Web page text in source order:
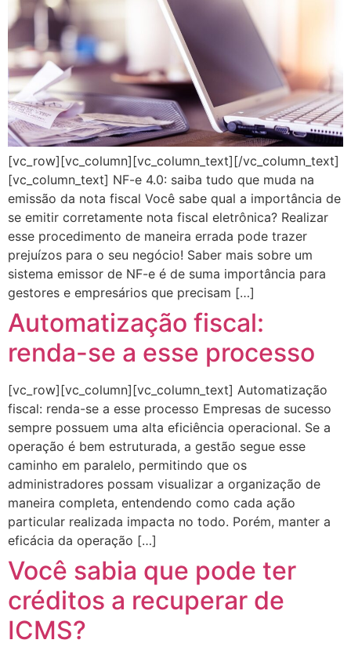
[vc_row][vc_column][vc_column_text][/vc_column_text]
[vc_column_text] NF-e 4.0: saiba tudo que muda na
emissão da nota fiscal Você sabe qual a importância de
se emitir corretamente nota fiscal eletrônica? Realizar
esse procedimento de maneira errada pode trazer
prejuízos para o seu negócio! Saber mais sobre um
sistema emissor de NF-e é de suma importância para
gestores e empresários que precisam […]
Automatização fiscal:
renda-se a esse processo
[vc_row][vc_column][vc_column_text] Automatização
fiscal: renda-se a esse processo Empresas de sucesso
sempre possuem uma alta eficiência operacional. Se a
operação é bem estruturada, a gestão segue esse
caminho em paralelo, permitindo que os
administradores possam visualizar a organização de
maneira completa, entendendo como cada ação
particular realizada impacta no todo. Porém, manter a
eficácia da operação […]
Você sabia que pode ter
créditos a recuperar de
ICMS?